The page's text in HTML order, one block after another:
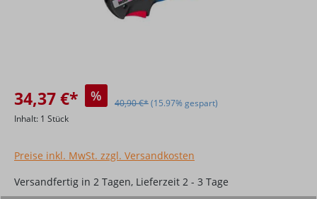
34,37 €* % 40,90 €*(15.97% gespart)
Inhalt: 1 Stück
Preise inkl. MwSt. zzgl. Versandkosten
Versandfertig in 2 Tagen, Lieferzeit 2 - 3 Tage